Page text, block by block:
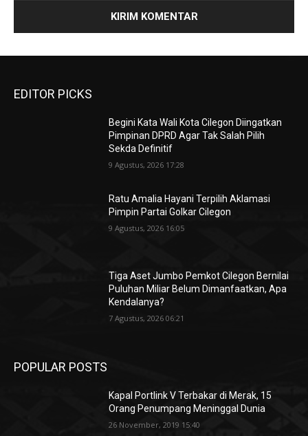
EDITOR PICKS
Begini Kata Wali Kota Cilegon Diingatkan
Pimpinan DPRD Agar Tak Salah Pilih
Sekda Definitif
9 Agustus, 2026 17:28
Ratu Amalia Hayani Terpilih Aklamasi
Pimpin Partai Golkar Cilegon
9 Agustus, 2026 16:05
Tiga Aset Jumbo Pemkot Cilegon Bernilai
Puluhan Miliar Belum Dimanfaatkan, Apa
Kendalanya?
7 Agustus, 2026 06:21
POPULAR POSTS
Kapal Portlink V Terbakar di Merak, 15
Orang Penumpang Meninggal Dunia
26 November, 2019 15:40